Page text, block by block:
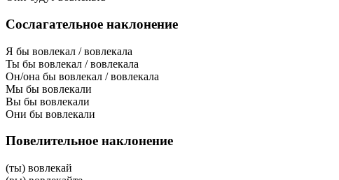
Сослагательное наклонение
Я бы вовлекал / вовлекала
Ты бы вовлекал / вовлекала
Он/она бы вовлекал / вовлекала
Мы бы вовлекали
Вы бы вовлекали
Они бы вовлекали
Повелительное наклонение
(ты) вовлекай